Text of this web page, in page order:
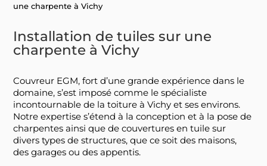
une charpente à Vichy
Installation de tuiles sur une
charpente à Vichy
Couvreur EGM, fort d’une grande expérience dans le
domaine, s’est imposé comme le spécialiste
incontournable de la toiture à Vichy et ses environs.
Notre expertise s’étend à la conception et à la pose de
charpentes ainsi que de couvertures en tuile sur
divers types de structures, que ce soit des maisons,
des garages ou des appentis.